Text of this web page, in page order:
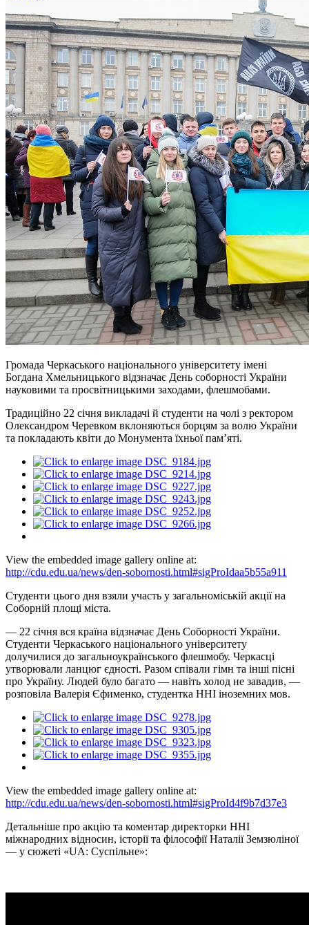
Громада Черкаського національного університету імені
Богдана Хмельницького відзначає День соборності України
науковими та просвітницькими заходами, флешмобами.
Традиційно 22 січня викладачі й студенти на чолі з ректором
Олександром Черевком вклоняються борцям за волю України
та покладають квіти до Монумента їхньої пам’яті.
View the embedded image gallery online at:
http://cdu.edu.ua/news/den-sobornosti.html#sigProIdaa5b55a911
Студенти цього дня взяли участь у загальноміській акції на
Соборній площі міста.
— 22 січня вся країна відзначає День Соборності України.
Студенти Черкаського національного університету
долучилися до загальноукраїнського флешмобу. Черкасці
утворювали ланцюг єдності. Разом співали гімн та інші пісні
про Україну. Людей було багато — навіть холод не завадив, —
розповіла Валерія Єфименко, студентка ННІ іноземних мов.
View the embedded image gallery online at:
http://cdu.edu.ua/news/den-sobornosti.html#sigProId4f9b7d37e3
Детальніше про акцію та коментар директорки ННІ
міжнародних відносин, історії та філософії Наталії Земзюліної
— у сюжеті «UA: Суспільне»: